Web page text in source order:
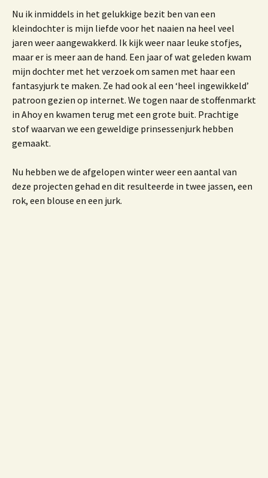
Nu ik inmiddels in het gelukkige bezit ben van een
kleindochter is mijn liefde voor het naaien na heel veel
jaren weer aangewakkerd. Ik kijk weer naar leuke stofjes,
maar er is meer aan de hand. Een jaar of wat geleden kwam
mijn dochter met het verzoek om samen met haar een
fantasyjurk te maken. Ze had ook al een ‘heel ingewikkeld’
patroon gezien op internet. We togen naar de stoffenmarkt
in Ahoy en kwamen terug met een grote buit. Prachtige
stof waarvan we een geweldige prinsessenjurk hebben
gemaakt.
Nu hebben we de afgelopen winter weer een aantal van
deze projecten gehad en dit resulteerde in twee jassen, een
rok, een blouse en een jurk.